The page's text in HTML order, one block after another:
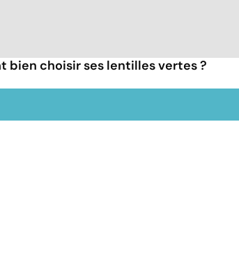
bien choisir ses lentilles vertes ?